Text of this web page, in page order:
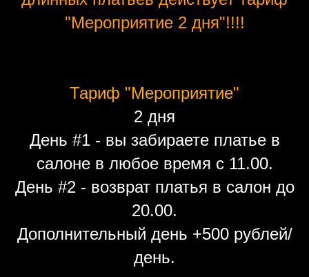
"Мероприятие 2 дня"!!!!
Тариф "Мероприятие"
2 дня
День #1 - вы забираете платье в
салоне в любое время с 11.00.
День #2 - возврат платья в салон до
20.00.
Дополнительный день +500 рублей/
день.